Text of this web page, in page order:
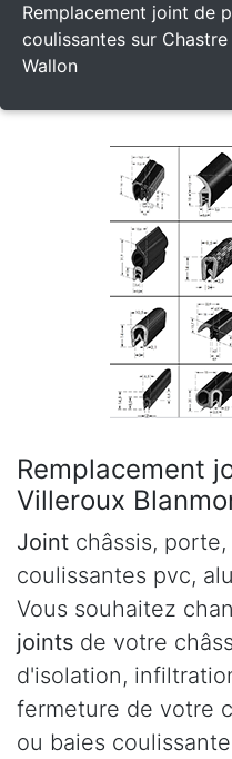
Remplacement joint de
coulissantes sur
Wallon
Remplacement
Villeroux
Joint châssis,
coulissantes pvc,
Vous souhaitez
joints de votre
d'isolation,
fermeture de votre
ou baies